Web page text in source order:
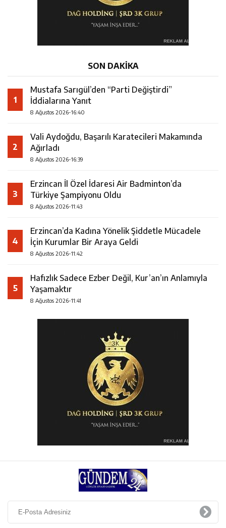
SON DAKİKA
1
Mustafa Sarıgül’den “Parti Değiştirdi”
İddialarına Yanıt
8 Ağustos 2026-16:40
2
Vali Aydoğdu, Başarılı Karatecileri Makamında
Ağırladı
8 Ağustos 2026-16:39
3
Erzincan İl Özel İdaresi Air Badminton’da
Türkiye Şampiyonu Oldu
8 Ağustos 2026-11:43
4
Erzincan’da Kadına Yönelik Şiddetle Mücadele
İçin Kurumlar Bir Araya Geldi
8 Ağustos 2026-11:42
5
Hafızlık Sadece Ezber Değil, Kur’an’ın Anlamıyla
Yaşamaktır
8 Ağustos 2026-11:41